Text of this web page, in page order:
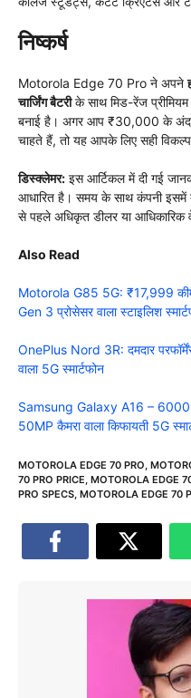
निष्कर्ष
Motorola Edge 70 Pro ने अपने
चार्जिंग बैटरीके साथ मिड-रेंज
बनाई है। अगर आप ₹30,000 के
चाहते हैं, तो यह आपके लिए सही
डिस्क्लेमर: इस आर्टिकल में दी गई
आधारित है। समय के साथ कंपनी इसमें
से पहले अधिकृत डीलर या
Also Read
Motorola G85 5G: ₹17,999
Gen 3 प्रोसेसर वाला स्टाइलिश
OnePlus Nord 3R: दमदार
वाला 5G स्मार्टफोन
Samsung Galaxy A16 –
50MP कैमरा वाला किफायती 5G
MOTOROLA EDGE 70 PRO,
70 PRO PRICE, MOTOROLA EDGE
PRO SPECS, MOTOROLA EDGE 70